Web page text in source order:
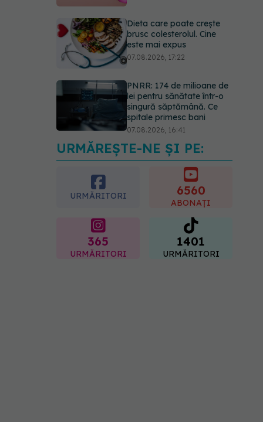
Dieta care poate crește
brusc colesterolul. Cine
este mai expus
07.08.2026, 17:22
PNRR: 174 de milioane de
lei pentru sănătate într-o
singură săptămână. Ce
spitale primesc bani
07.08.2026, 16:41
Ce spune culoarea ta
preferată despre vârsta
pe care o ai. Care este
"codul cromatic" al
URMĂREȘTE-NE ȘI PE:
URMĂRITORI 6560
ABONAȚI
365
URMĂRITORI
1401
URMĂRITORI